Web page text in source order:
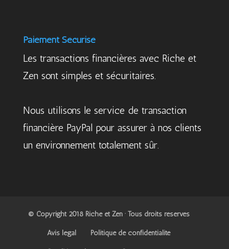
Paiement Sécurisé
Les transactions financières avec Riche et
Zen sont simples et sécuritaires.
Nous utilisons le service de transaction
financière PayPal pour assurer à nos clients
un environnement totalement sûr.
© Copyright 2018 Riche et Zen · Tous droits réservés
Avis légal Politique de confidentialité